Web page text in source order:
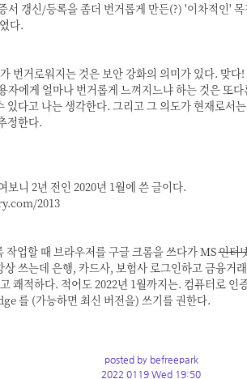
서 갱신/등록을 좀더 번거롭게 만든(?) '이차적인'
다.
번거로워지는 것은 보안 강화의 의미가 있다. 맞다
자에게 얼마나 번거롭게 느껴지느냐 하는 것은 또
있다고 나는 생각한다. 그리고 그 의도가 현재로서
정한다.
보니 2년 전인 2020년 1월에 쓴 글이다.
2013
작업할 때 브라우저를 구글 크롬을 쓰다가 MS인터
상 쓰는데 은행, 카드사, 보험사 로그인하고 금융거
쾌적하다. 적어도 2022년 1월까지는. 컴퓨터로 인
를 (가능하면 최신 버전을) 쓰기를 권한다.
posted by befreepark
2022 0119 Wed 19:50